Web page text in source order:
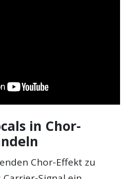
in Chor-
Chor-Effekt zu